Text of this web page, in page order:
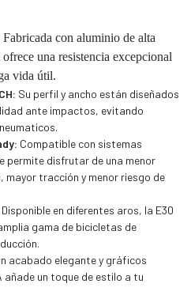
Fabricada con aluminio de alta
una resistencia excepcional
vida útil.
Su perfil y ancho están diseñados
ante impactos, evitando
Compatible con sistemas
permite disfrutar de una menor
mayor tracción y menor riesgo de
Disponible en diferentes aros, la E30
gama de bicicletas de
acabado elegante y gráficos
añade un toque de estilo a tu